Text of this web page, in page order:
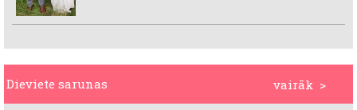
vairāk >
Dieviete sarunas